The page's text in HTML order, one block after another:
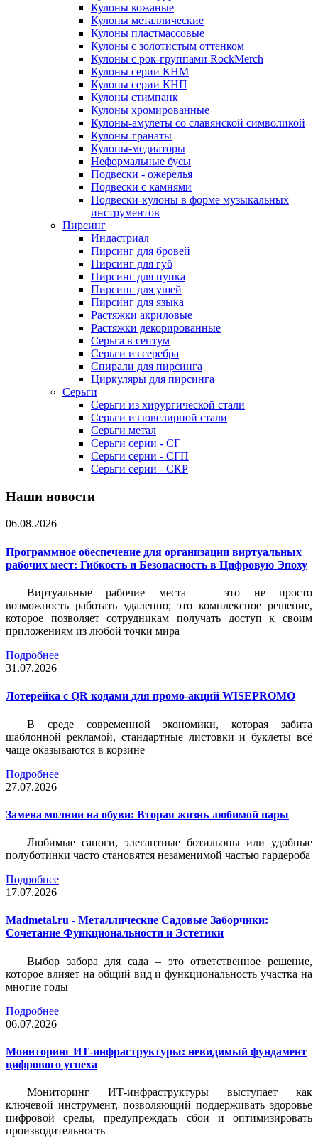
Кулоны кожаные
Кулоны металлические
Кулоны пластмассовые
Кулоны с золотистым оттенком
Кулоны с рок-группами RockMerch
Кулоны серии КНМ
Кулоны серии КНП
Кулоны стимпанк
Кулоны хромированные
Кулоны-амулеты со славянской символикой
Кулоны-гранаты
Кулоны-медиаторы
Неформальные бусы
Подвески - ожерелья
Подвески с камнями
Подвески-кулоны в форме музыкальных
инструментов
Пирсинг
Индастриал
Пирсинг для бровей
Пирсинг для губ
Пирсинг для пупка
Пирсинг для ушей
Пирсинг для языка
Растяжки акриловые
Растяжки декорированные
Серьга в септум
Серьги из серебра
Спирали для пирсинга
Циркуляры для пирсинга
Серьги
Серьги из хирургической стали
Серьги из ювелирной стали
Серьги метал
Серьги серии - СГ
Серьги серии - СГП
Серьги серии - СКР
Наши новости
06.08.2026
Программное обеспечение для организации виртуальных
рабочих мест: Гибкость и Безопасность в Цифровую Эпоху
Виртуальные рабочие места — это не просто
возможность работать удаленно; это комплексное решение,
которое позволяет сотрудникам получать доступ к своим
приложениям из любой точки мира
Подробнее
31.07.2026
Лотерейка c QR кодами для промо-акций WISEPROMO
В среде современной экономики, которая забита
шаблонной рекламой, стандартные листовки и буклеты всё
чаще оказываются в корзине
Подробнее
27.07.2026
Замена молнии на обуви: Вторая жизнь любимой пары
Любимые сапоги, элегантные ботильоны или удобные
полуботинки часто становятся незаменимой частью гардероба
Подробнее
17.07.2026
Madmetal.ru - Металлические Садовые Заборчики:
Сочетание Функциональности и Эстетики
Выбор забора для сада – это ответственное решение,
которое влияет на общий вид и функциональность участка на
многие годы
Подробнее
06.07.2026
Мониторинг ИТ-инфраструктуры: невидимый фундамент
цифрового успеха
Мониторинг ИТ-инфраструктуры выступает как
ключевой инструмент, позволяющий поддерживать здоровье
цифровой среды, предупреждать сбои и оптимизировать
производительность